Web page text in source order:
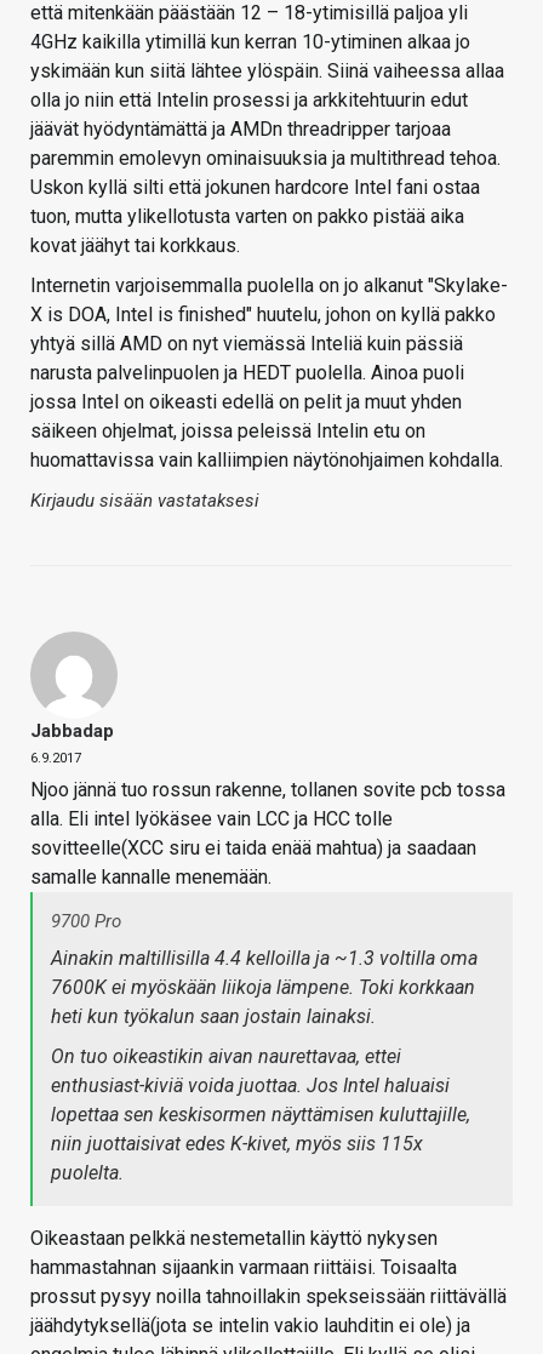
että mitenkään päästään 12 – 18-ytimisillä paljoa yli
4GHz kaikilla ytimillä kun kerran 10-ytiminen alkaa jo
yskimään kun siitä lähtee ylöspäin. Siinä vaiheessa allaa
olla jo niin että Intelin prosessi ja arkkitehtuurin edut
jäävät hyödyntämättä ja AMDn threadripper tarjoaa
paremmin emolevyn ominaisuuksia ja multithread tehoa.
Uskon kyllä silti että jokunen hardcore Intel fani ostaa
tuon, mutta ylikellotusta varten on pakko pistää aika
kovat jäähyt tai korkkaus.
Internetin varjoisemmalla puolella on jo alkanut "Skylake-
X is DOA, Intel is finished" huutelu, johon on kyllä pakko
yhtyä sillä AMD on nyt viemässä Inteliä kuin pässiä
narusta palvelinpuolen ja HEDT puolella. Ainoa puoli
jossa Intel on oikeasti edellä on pelit ja muut yhden
säikeen ohjelmat, joissa peleissä Intelin etu on
huomattavissa vain kalliimpien näytönohjaimen kohdalla.
Kirjaudu sisään vastataksesi
Jabbadap
6.9.2017
Njoo jännä tuo rossun rakenne, tollanen sovite pcb tossa
alla. Eli intel lyökäsee vain LCC ja HCC tolle
sovitteelle(XCC siru ei taida enää mahtua) ja saadaan
samalle kannalle menemään.
9700 Pro
Ainakin maltillisilla 4.4 kelloilla ja ~1.3 voltilla oma
7600K ei myöskään liikoja lämpene. Toki korkkaan
heti kun työkalun saan jostain lainaksi.
On tuo oikeastikin aivan naurettavaa, ettei
enthusiast-kiviä voida juottaa. Jos Intel haluaisi
lopettaa sen keskisormen näyttämisen kuluttajille,
niin juottaisivat edes K-kivet, myös siis 115x
puolelta.
Oikeastaan pelkkä nestemetallin käyttö nykysen
hammastahnan sijaankin varmaan riittäisi. Toisaalta
prossut pysyy noilla tahnoillakin spekseissään riittävällä
jäähdytyksellä(jota se intelin vakio lauhditin ei ole) ja